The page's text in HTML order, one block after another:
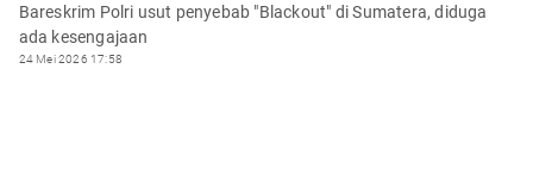
Bareskrim Polri usut penyebab "Blackout" di Sumatera, diduga
ada kesengajaan
24 Mei 2026 17:58